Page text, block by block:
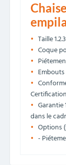
Taille 1.2.3
Coque
dans le
Options
-